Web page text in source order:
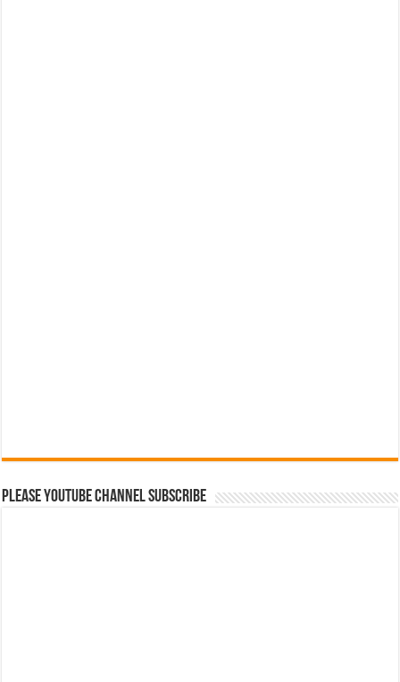
Please Youtube Channel Subscribe